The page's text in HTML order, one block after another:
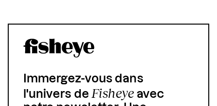
Immergez-vous dans
l'univers deFisheyeavec